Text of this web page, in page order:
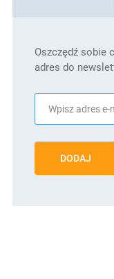
Oszczędź sobie
adres do
DODAJ